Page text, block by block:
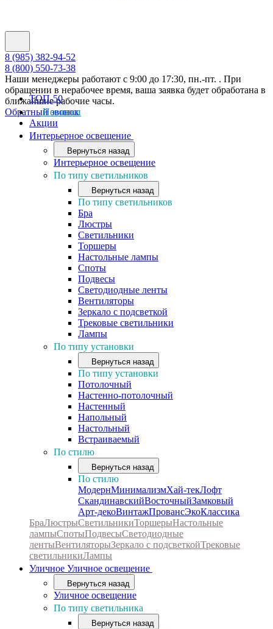
8 (985) 382-94-52
8 (800) 550-73-38
Наши менеджеры работают с 9:00 до 17:30, пн.-пт. . При
обращении в нерабочее время, ваша заявка будет обработана в
ближайшие рабочие часы.
Обратный звонок
ТОП-50
Новинки
Акции
Интерьерное освещение
Вернуться назад
Интерьерное освещение
По типу светильников
Вернуться назад
По типу светильников
Бра
Люстры
Светильники
Торшеры
Настольные лампы
Споты
Подвесы
Светодиодные ленты
Вентиляторы
Зеркало с подсветкой
Трековые светильники
Лампы
По типу установки
Вернуться назад
По типу установки
Потолочный
Настенно-потолочный
Настенный
Напольный
Настольный
Встраиваемый
По стилю
Вернуться назад
По стилю
МодернМинимализмХай-текЛофт
СкандинавскийВосточныйЗамковый
Арт-декоВинтажПровансЭкоКлассика
БраЛюстрыСветильникиТоршерыНастольные
лампыСпотыПодвесыСветодиодные
лентыВентиляторыЗеркало с подсветкойТрековые
светильникиЛампы
Уличное Уличное освещение
Вернуться назад
Уличное освещение
По типу светильника
Вернуться назад